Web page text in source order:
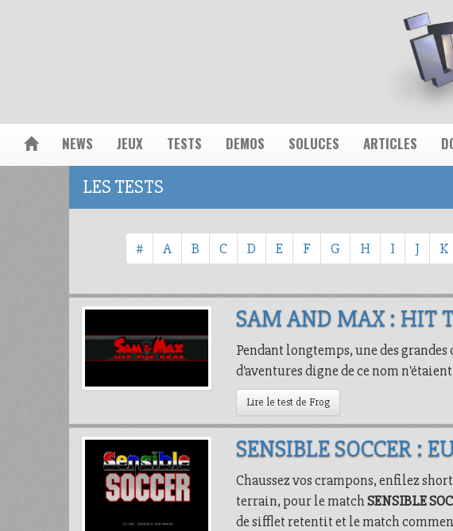
NEWS JEUX TESTS DEMOS SOLUCES ARTICLES
LES TESTS
# A B C D E F G H I J K
SAM AND MAX : HIT
Pendant longtemps, une des
d'aventures digne de ce nom
Lire le test de Frog
SENSIBLE SOCCER :
Chaussez vos crampons, enfilez
terrain, pour le matchSENSIBLE
de sifflet retentit et le match